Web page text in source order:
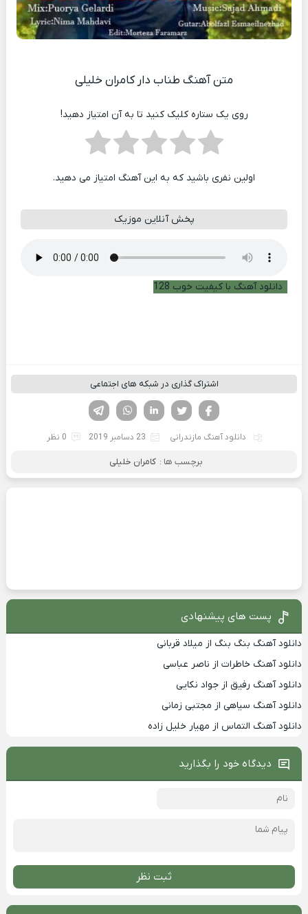
متن آهنگ طناب دار کامران خلیلی
روی یک ستاره کلیک کنید تا به آن امتیاز دهید!
اولین نفری باشید که به این آهنگ امتیاز می دهید.
پخش آنلاین موزیک
دانلود آهنگ با کیفیت خوب 128
اشتراک گذاری در شبکه های اجتماعی
لینکدین تویتر
فیسوک
دانلود آهنگ مازندرانی 23 دسامبر 2019 0 نظر
برچسب ها : کامران خلیلی
پست های پیشنهادی
دانلود آهنگ بنگ بنگ از میلاد قربانی
دانلود آهنگ خاطرات از ناصر عباسی
دانلود آهنگ رفیق از جواد نکایی
دانلود آهنگ سیاهی از مجتبی زمانی
دانلود آهنگ التماس از مهیار خلیل زاده
دیدگاه خود را بگذارید
ثبت نظر